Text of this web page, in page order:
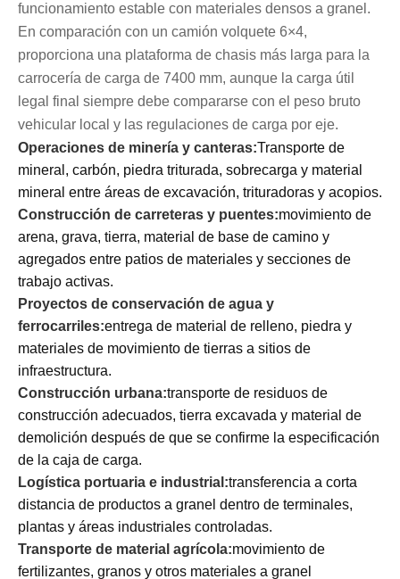
funcionamiento estable con materiales densos a granel.
En comparación con un camión volquete 6×4,
proporciona una plataforma de chasis más larga para la
carrocería de carga de 7400 mm, aunque la carga útil
legal final siempre debe compararse con el peso bruto
vehicular local y las regulaciones de carga por eje.
Operaciones de minería y canteras:Transporte de
mineral, carbón, piedra triturada, sobrecarga y material
mineral entre áreas de excavación, trituradoras y acopios.
Construcción de carreteras y puentes:movimiento de
arena, grava, tierra, material de base de camino y
agregados entre patios de materiales y secciones de
trabajo activas.
Proyectos de conservación de agua y
ferrocarriles:entrega de material de relleno, piedra y
materiales de movimiento de tierras a sitios de
infraestructura.
Construcción urbana:transporte de residuos de
construcción adecuados, tierra excavada y material de
demolición después de que se confirme la especificación
de la caja de carga.
Logística portuaria e industrial:transferencia a corta
distancia de productos a granel dentro de terminales,
plantas y áreas industriales controladas.
Transporte de material agrícola:movimiento de
fertilizantes, granos y otros materiales a granel